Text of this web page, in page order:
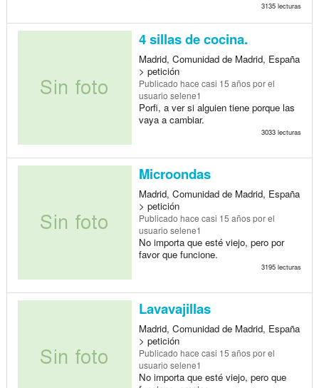
3135 lecturas
4 sillas de cocina.
Madrid, Comunidad de Madrid, España
> petición
Publicado hace casi 15 añospor el
usuario selene1
Porfi, a ver si alguien tiene porque las
vaya a cambiar.
3033 lecturas
Microondas
Madrid, Comunidad de Madrid, España
> petición
Publicado hace casi 15 añospor el
usuario selene1
No importa que esté viejo, pero por
favor que funcione.
3195 lecturas
Lavavajillas
Madrid, Comunidad de Madrid, España
> petición
Publicado hace casi 15 añospor el
usuario selene1
No importa que esté viejo, pero que